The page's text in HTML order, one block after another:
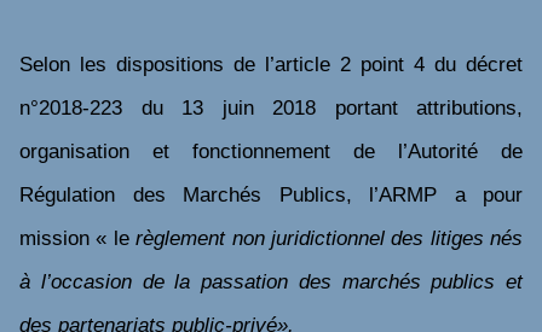
Selon les dispositions de l’article 2 point 4 du décret
n°2018-223 du 13 juin 2018 portant attributions,
organisation et fonctionnement de l’Autorité de
Régulation des Marchés Publics, l’ARMP a pour
mission « lerèglement non juridictionnel des litiges nés
à l’occasion de la passation des marchés publics et
des partenariats public-privé».